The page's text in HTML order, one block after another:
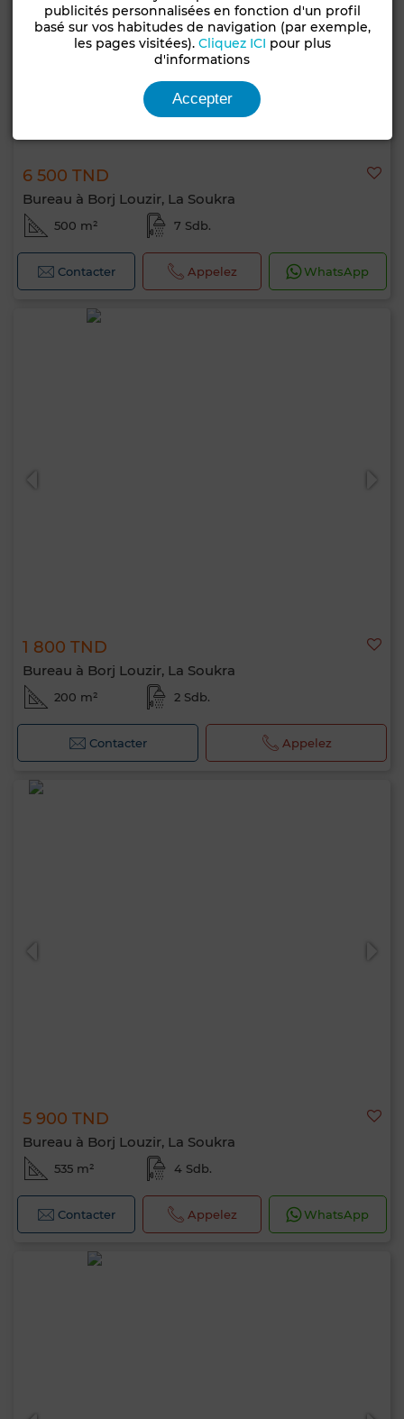
6 500 TND
Bureau à Borj Louzir, La Soukra
500 m² 7 Sdb.
Contacter Appelez WhatsApp
1 800 TND
Bureau à Borj Louzir, La Soukra
200 m² 2 Sdb.
Contacter Appelez
5 900 TND
Bureau à Borj Louzir, La Soukra
535 m² 4 Sdb.
Contacter Appelez WhatsApp
publicités personnalisées en fonction d'un profil
basé sur vos habitudes de navigation (par exemple,
les pages visitées). Cliquez ICI pour plus
d'informations
Accepter